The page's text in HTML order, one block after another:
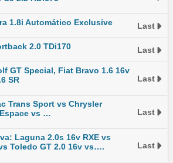
1.8i Automático Exclusive Last
2.0 TDi170 Last
GT Special, Fiat Bravo 1.6 16v
SR
Last
Trans Sport vs Chrysler
vs …
Last
Laguna 2.0s 16v RXE vs
Toledo GT 2.0 16v vs….
Last